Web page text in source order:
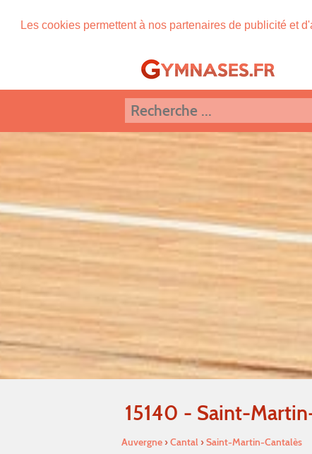
Les cookies permettent à nos partenaires de publicité et
15140 - Saint-
Auvergne›Cantal ›Saint-Martin-Cantalès